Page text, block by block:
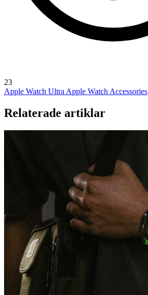
23
Apple Watch Ultra Apple Watch Accessories
Relaterade artiklar